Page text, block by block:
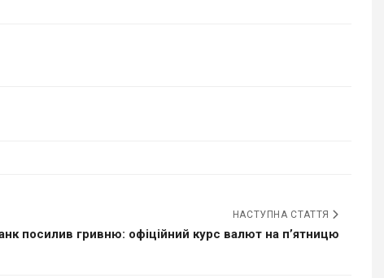
НАСТУПНА СТАТТЯ
посилив гривню: офіційний курс валют на п’ятницю